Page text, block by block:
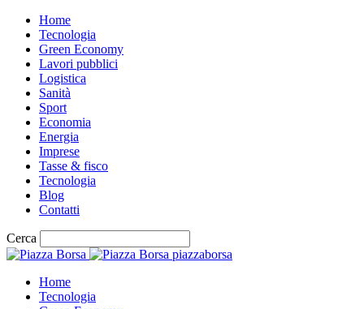
Home
Tecnologia
Green Economy
Lavori pubblici
Logistica
Sanità
Sport
Economia
Energia
Imprese
Tasse & fisco
Tecnologia
Blog
Contatti
Cerca
piazzaborsa
Home
Tecnologia